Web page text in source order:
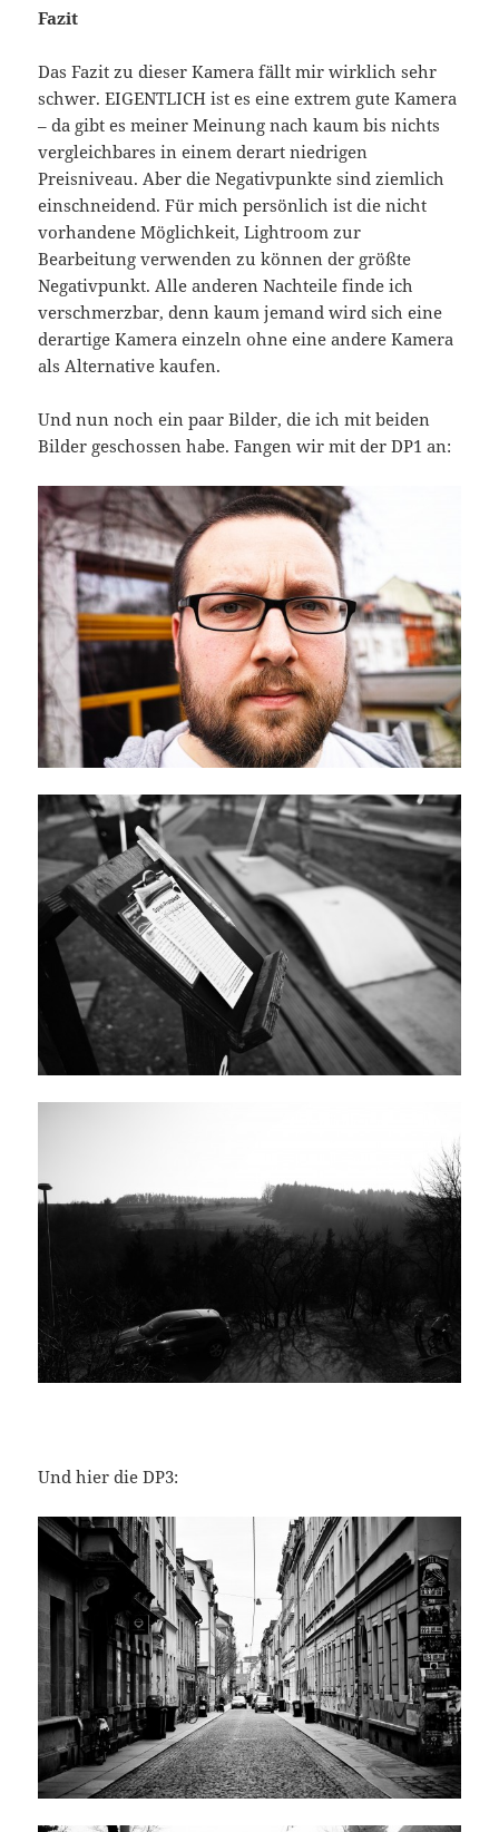
Fazit
Das Fazit zu dieser Kamera fällt mir wirklich sehr
schwer. EIGENTLICH ist es eine extrem gute Kamera
– da gibt es meiner Meinung nach kaum bis nichts
vergleichbares in einem derart niedrigen
Preisniveau. Aber die Negativpunkte sind ziemlich
einschneidend. Für mich persönlich ist die nicht
vorhandene Möglichkeit, Lightroom zur
Bearbeitung verwenden zu können der größte
Negativpunkt. Alle anderen Nachteile finde ich
verschmerzbar, denn kaum jemand wird sich eine
derartige Kamera einzeln ohne eine andere Kamera
als Alternative kaufen.
Und nun noch ein paar Bilder, die ich mit beiden
Bilder geschossen habe. Fangen wir mit der DP1 an:
Und hier die DP3: